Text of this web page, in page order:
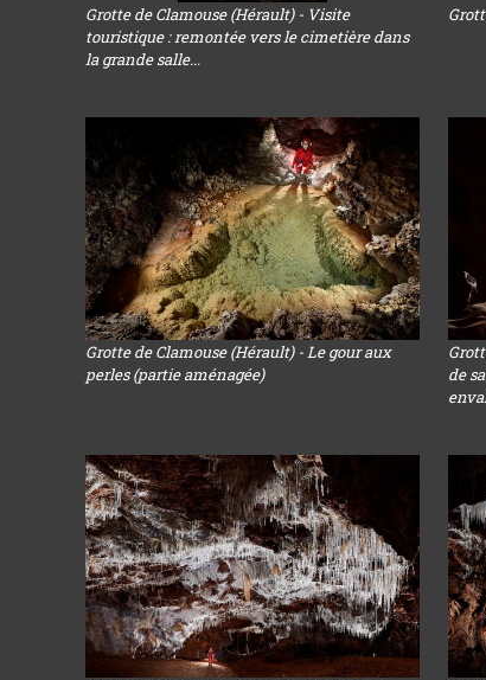
Grotte de Clamouse (Hérault) - Visite
touristique : remontée vers le cimetière dans
la grande salle...
Grotte de Clamouse (Hérault) - Le gour aux
perles (partie aménagée)
de